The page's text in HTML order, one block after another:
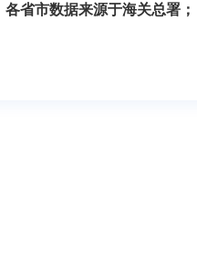
各省市数据来源于海关总署 ；